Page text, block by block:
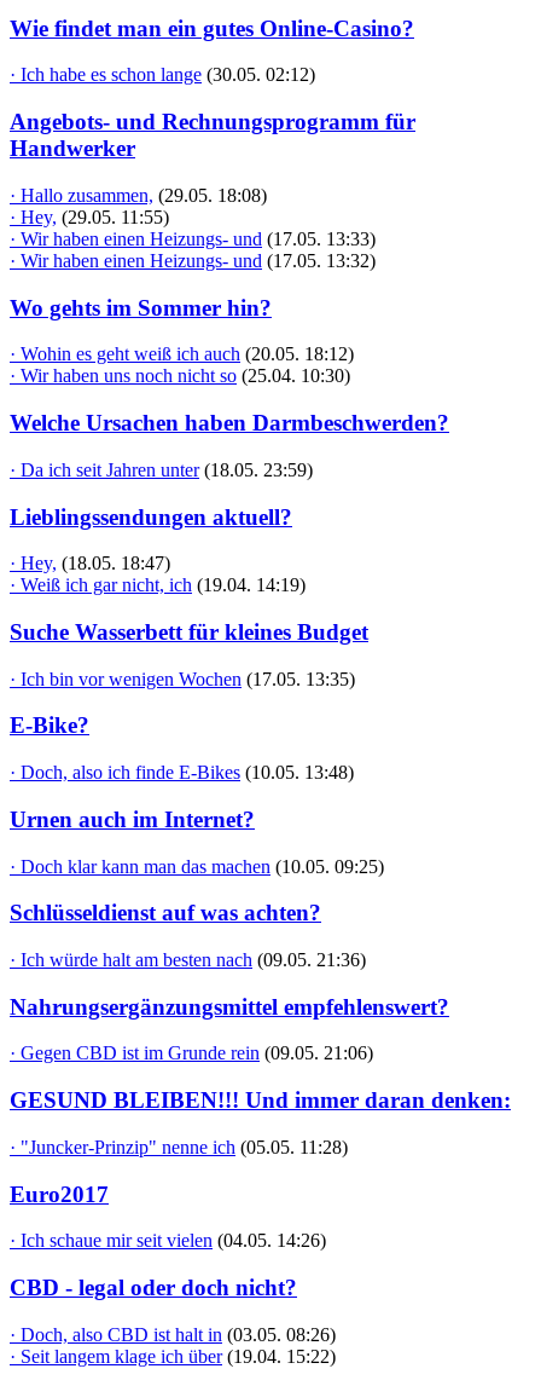
Wie findet man ein gutes Online-Casino?
· Ich habe es schon lange (30.05. 02:12)
Angebots- und Rechnungsprogramm für
Handwerker
· Hallo zusammen, (29.05. 18:08)
· Hey, (29.05. 11:55)
· Wir haben einen Heizungs- und (17.05. 13:33)
· Wir haben einen Heizungs- und (17.05. 13:32)
Wo gehts im Sommer hin?
· Wohin es geht weiß ich auch (20.05. 18:12)
· Wir haben uns noch nicht so (25.04. 10:30)
Welche Ursachen haben Darmbeschwerden?
· Da ich seit Jahren unter (18.05. 23:59)
Lieblingssendungen aktuell?
· Hey, (18.05. 18:47)
· Weiß ich gar nicht, ich (19.04. 14:19)
Suche Wasserbett für kleines Budget
· Ich bin vor wenigen Wochen (17.05. 13:35)
E-Bike?
· Doch, also ich finde E-Bikes (10.05. 13:48)
Urnen auch im Internet?
· Doch klar kann man das machen (10.05. 09:25)
Schlüsseldienst auf was achten?
· Ich würde halt am besten nach (09.05. 21:36)
Nahrungsergänzungsmittel empfehlenswert?
· Gegen CBD ist im Grunde rein (09.05. 21:06)
GESUND BLEIBEN!!! Und immer daran denken:
· "Juncker-Prinzip" nenne ich (05.05. 11:28)
Euro2017
· Ich schaue mir seit vielen (04.05. 14:26)
CBD - legal oder doch nicht?
· Doch, also CBD ist halt in (03.05. 08:26)
· Seit langem klage ich über (19.04. 15:22)